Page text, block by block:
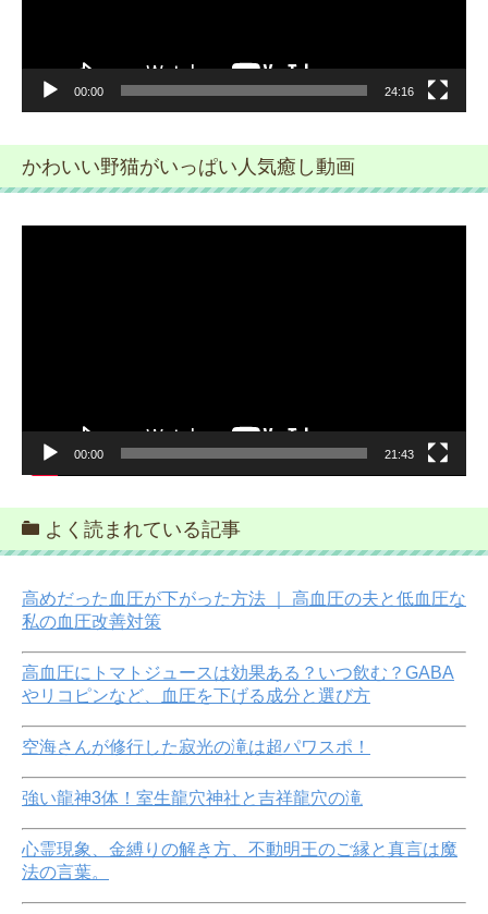
00:00 24:16
かわいい野猫がいっぱい人気癒し動画
00:00 21:43
よく読まれている記事
高めだった血圧が下がった方法 ｜ 高血圧の夫と低血圧な
私の血圧改善対策
高血圧にトマトジュースは効果ある？いつ飲む？GABA
やリコピンなど、血圧を下げる成分と選び方
空海さんが修行した寂光の滝は超パワスポ！
強い龍神3体！室生龍穴神社と吉祥龍穴の滝
心霊現象、金縛りの解き方、不動明王のご縁と真言は魔
法の言葉。